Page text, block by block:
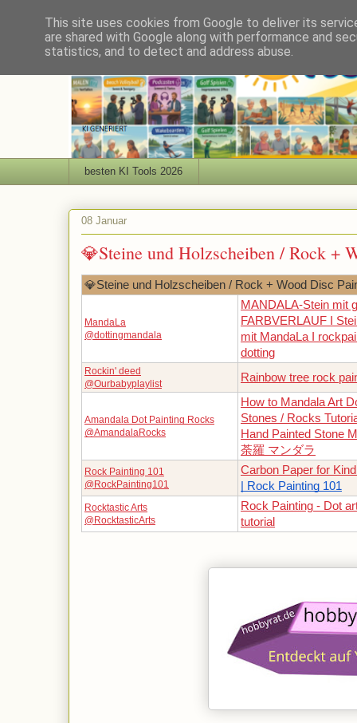
besten KI Tools 2026
08 Januar
💎Steine und Holzscheiben / Rock +
💎Steine und Holzscheiben / Rock + Wood Disc
MandaLa
@dottingmandala
MANDALA-Stein mit
FARBVERLAUF I
mit MandaLa I
dotting
Rockin' deed
@Ourbabyplaylist
Rainbow tree rock
Amandala Dot Painting Rocks
@AmandalaRocks
How to Mandala Art
Stones / Rocks
Hand Painted Stone
荼羅 マンダラ
Rock Painting 101
@RockPainting101
Carbon Paper for
| Rock Painting 101
Rocktastic Arts
@RocktasticArts
Rock Painting - Dot
tutorial
This site uses cookies from Google to deliver its
are shared with Google along with performance and
statistics, and to detect and address abuse.